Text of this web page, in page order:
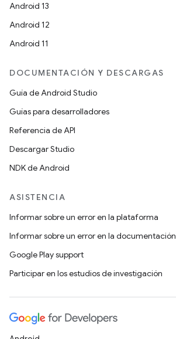
Android 13
Android 12
Android 11
DOCUMENTACIÓN Y DESCARGAS
Guía de Android Studio
Guías para desarrolladores
Referencia de API
Descargar Studio
NDK de Android
ASISTENCIA
Informar sobre un error en la plataforma
Informar sobre un error en la documentación
Google Play support
Participar en los estudios de investigación